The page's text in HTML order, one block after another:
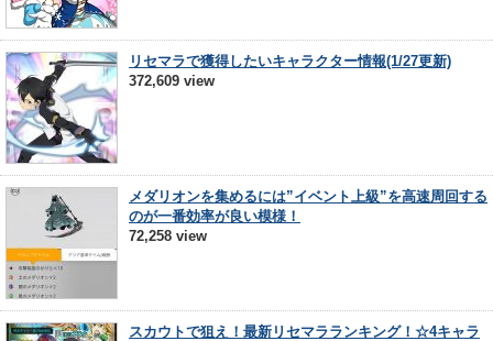
リセマラで獲得したいキャラクター情報(1/27更新)
372,609 view
メダリオンを集めるには”イベント上級”を高速周回する
のが一番効率が良い模様！
72,258 view
スカウトで狙え！最新リセマラランキング！☆4キャラ